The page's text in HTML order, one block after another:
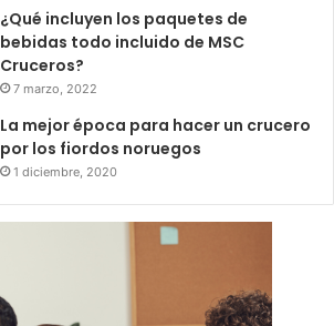
¿Qué incluyen los paquetes de
bebidas todo incluido de MSC
Cruceros?
7 marzo, 2022
La mejor época para hacer un crucero
por los fiordos noruegos
1 diciembre, 2020